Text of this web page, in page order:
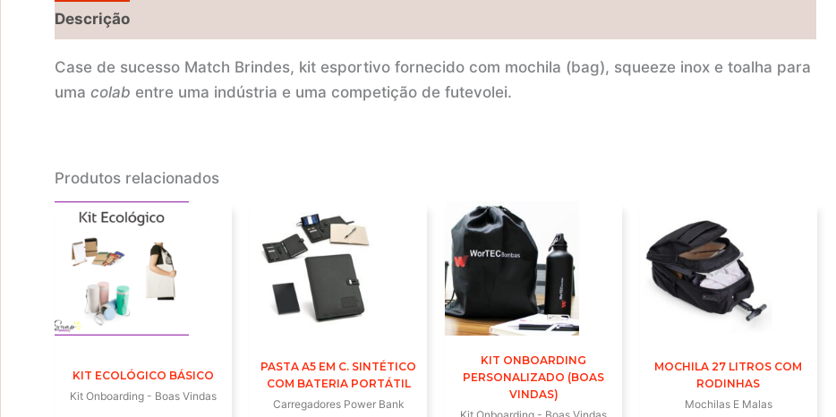
Descrição
Case de sucesso Match Brindes, kit esportivo fornecido com mochila (bag), squeeze inox e toalha para
umacolab entre uma indústria e uma competição de futevolei.
Produtos relacionados
KIT ECOLÓGICO BÁSICO
Kit Onboarding - Boas Vindas
PASTA A5 EM C. SINTÉTICO
COM BATERIA PORTÁTIL
Carregadores Power Bank
KIT ONBOARDING
PERSONALIZADO (BOAS
VINDAS)
MOCHILA 27 LITROS COM
RODINHAS
Mochilas E Malas